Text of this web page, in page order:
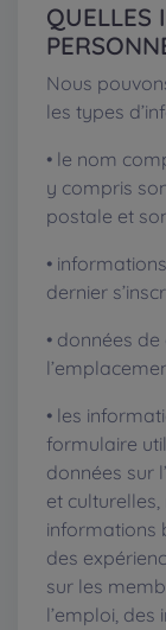
QUELLES
Nous
les types
• le nom
y compris
postale et
•
dernier
• données
• les
formulaire
données sur
et
informations
des
sur les
l’emploi,